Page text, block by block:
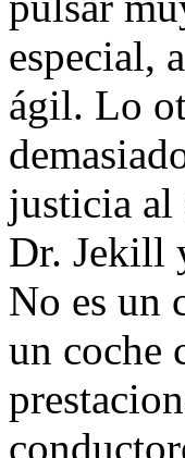
especial,
ágil. Lo
justicia al
Dr. Jekill
No es un
un coche